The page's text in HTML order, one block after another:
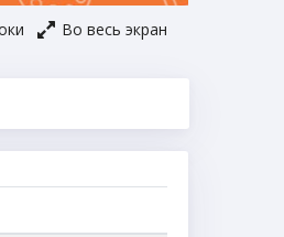
Во весь экран